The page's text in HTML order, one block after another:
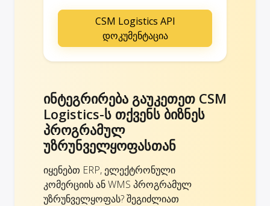
CSM Logistics API
დოკუმენტაცია
ინტეგრირება გაუკეთეთ CSM
Logistics-ს თქვენს ბიზნეს
პროგრამულ
უზრუნველყოფასთან
იყენებთ ERP, ელექტრონული
კომერციის ან WMS პროგრამულ
უზრუნველყოფას? შეგიძლიათ